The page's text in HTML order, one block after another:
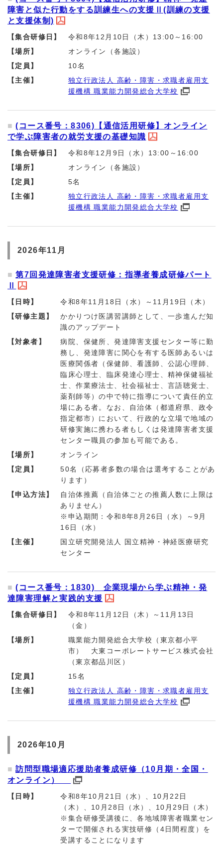
障害と似た行動をする訓練生への支援Ⅱ(訓練の支援
と支援体制)
【集合研修日】
令和8年12月10日（木）13:00～16:00
【場所】
オンライン（各施設）
【定員】
10名
【主催】
独立行政法人 高齢・障害・求職者雇用支
援機構 職業能力開発総合大学校
(コース番号：8306)【通信活用研修】オンライン
で学ぶ障害者の就労支援の基礎知識
【集合研修日】
令和8年12月9日（水）13:00～16:00
【場所】
オンライン（各施設）
【定員】
5名
【主催】
独立行政法人 高齢・障害・求職者雇用支
援機構 職業能力開発総合大学校
2026年11月
第7回発達障害者支援研修：指導者養成研修パート
【日時】
令和8年11月18日（水）～11月19日（木）
【研修主題】
かかりつけ医講習講師として、一歩進んだ知
識のアップデート
【対象者】
病院、保健所、発達障害支援センター等に勤
務し、発達障害に関心を有する医師あるいは
医療関係者（保健師、看護師、公認心理師、
臨床心理士、臨床発達心理士、精神保健福祉
士、作業療法士、社会福祉士、言語聴覚士、
薬剤師等）の中で特に指導について責任的立
場にある者。なお、自治体（都道府県、政令
指定都市）において、行政的な立場で地域の
研修実施に携わる者もしくは発達障害者支援
センター職員の参加も可能である。
【場所】
オンライン
【定員】
50名（応募者多数の場合は選考することがあ
ります）
【申込方法】
自治体推薦（自治体ごとの推薦人数に上限は
ありません）
※申込期間：令和8年8月26日（水）～9月
16日（水）
【主催】
国立研究開発法人 国立精神・神経医療研究
センター
(コース番号：1830) 企業現場から学ぶ精神・発
達障害理解と実践的支援
【集合研修日】
令和8年11月12日（木）～11月13日
（金）
【場所】
職業能力開発総合大学校（東京都小平
市） 大東コーポレートサービス株式会社
（東京都品川区）
【定員】
15名
【主催】
独立行政法人 高齢・障害・求職者雇用支
援機構 職業能力開発総合大学校
2026年10月
訪問型職場適応援助者養成研修（10月期・全国・
オンライン）
【日時】
令和8年10月21日（水）、10月22日
（木）、10月28日（水）、10月29日（木）
※集合研修受講後に、各地域障害者職業セン
ターで開催される実技研修（4日間程度）を
受講することになります